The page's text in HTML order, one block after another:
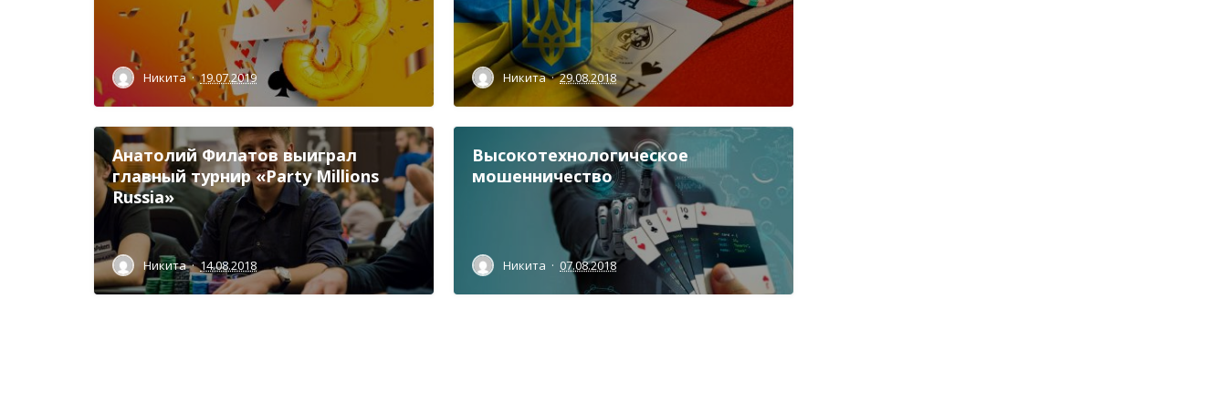
Никита · 19.07.2019 Никита · 29.08.2018
Анатолий Филатов выиграл
главный турнир «Party Millions
Russia»
Никита · 14.08.2018
Высокотехнологическое
мошенничество
Никита · 07.08.2018